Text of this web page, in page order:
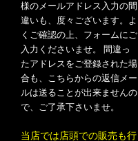
様のメールアドレス入力の間
違いも、度々ございます。よ
くご確認の上、フォームにご
入力くださいませ。 間違っ
たアドレスをご登録された場
合も、こちらからの返信メー
ルは送ることが出来ませんの
で、ご了承下さいませ。
当店では店頭での販売も行